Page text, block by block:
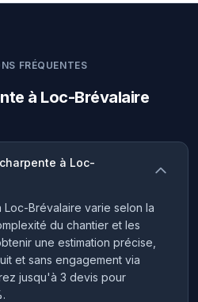
FRÉQUENTES
à Loc-Brévalaire
à Loc-
Brévalaire varie selon la
du chantier et les
une estimation précise,
et sans engagement via
jusqu'à 3 devis pour